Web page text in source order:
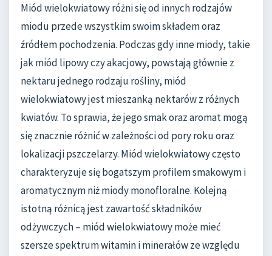
Miód wielokwiatowy różni się od innych rodzajów
miodu przede wszystkim swoim składem oraz
źródłem pochodzenia. Podczas gdy inne miody, takie
jak miód lipowy czy akacjowy, powstają głównie z
nektaru jednego rodzaju rośliny, miód
wielokwiatowy jest mieszanką nektarów z różnych
kwiatów. To sprawia, że jego smak oraz aromat mogą
się znacznie różnić w zależności od pory roku oraz
lokalizacji pszczelarzy. Miód wielokwiatowy często
charakteryzuje się bogatszym profilem smakowym i
aromatycznym niż miody monofloralne. Kolejną
istotną różnicą jest zawartość składników
odżywczych – miód wielokwiatowy może mieć
szersze spektrum witamin i minerałów ze względu